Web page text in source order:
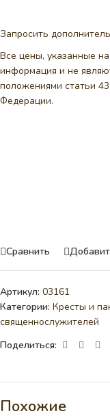
Запросить
Все цены, указанные
информация и не
положениями статьи
Федерации.
Сравнить
Артикул: 03161
Категории: Кресты и
священнослужителей
Поделиться:
Похожие